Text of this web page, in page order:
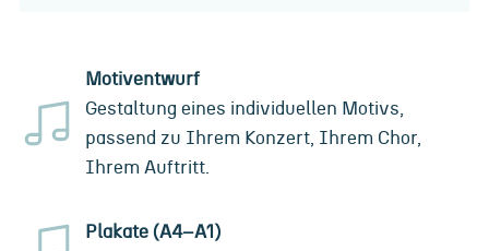
Motiventwurf
Gestaltung eines individuellen Motivs,
passend zu Ihrem Konzert, Ihrem Chor,
Ihrem Auftritt.
Plakate (A4–A1)